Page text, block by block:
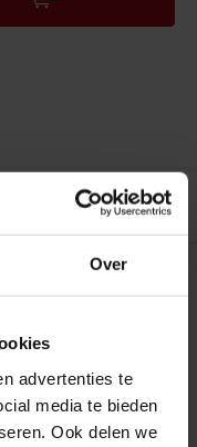
Over
advertenties te
media te bieden
Ook delen we